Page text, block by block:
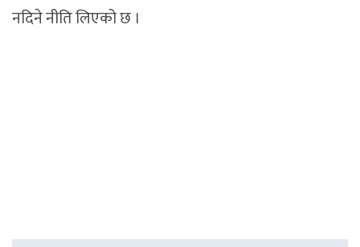
नदिने नीति लिएको छ ।